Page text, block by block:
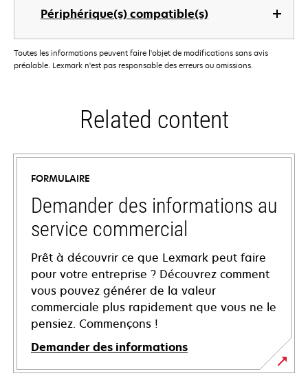
Périphérique(s) compatible(s)
Toutes les informations peuvent faire l'objet de modifications sans avis
préalable. Lexmark n'est pas responsable des erreurs ou omissions.
Related content
FORMULAIRE
Demander des informations au
service commercial
Prêt à découvrir ce que Lexmark peut faire
pour votre entreprise ? Découvrez comment
vous pouvez générer de la valeur
commerciale plus rapidement que vous ne le
pensiez. Commençons !
Demander des informations